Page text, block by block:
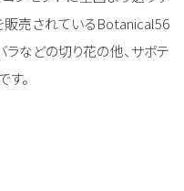
販売されているBotanical56
などの切り花の他、サボテ
す。